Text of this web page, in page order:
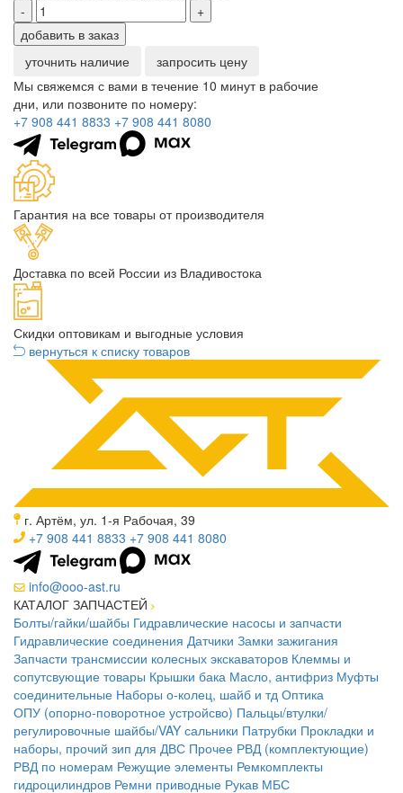
-
+
добавить в заказ
уточнить наличие
запросить цену
Мы свяжемся с вами в течение 10 минут в рабочие
дни, или позвоните по номеру:
+7 908 441 8833 +7 908 441 8080
Гарантия на все товары от производителя
Доставка по всей России из Владивостока
Скидки оптовикам и выгодные условия
вернуться к списку товаров
г. Артём, ул. 1-я Рабочая, 39
+7 908 441 8833 +7 908 441 8080
info@ooo-ast.ru
КАТАЛОГ ЗАПЧАСТЕЙ
Болты/гайки/шайбы Гидравлические насосы и запчасти
Гидравлические соединения Датчики Замки зажигания
Запчасти трансмиссии колесных экскаваторов Клеммы и
сопутсвующие товары Крышки бака Масло, антифриз Муфты
соединительные Наборы о-колец, шайб и тд Оптика
ОПУ (опорно-поворотное устройсво) Пальцы/втулки/
регулировочные шайбы/VAY сальники Патрубки Прокладки и
наборы, прочий зип для ДВС Прочее РВД (комплектующие)
РВД по номерам Режущие элементы Ремкомплекты
гидроцилиндров Ремни приводные Рукав МБС